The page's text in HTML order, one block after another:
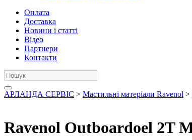
Оплата
Доставка
Новини і статті
Відео
Партнери
Контакти
АРЛАНДА СЕРВІС > Мастильні матеріали Ravenol >
Ravenol Outboardoel 2T